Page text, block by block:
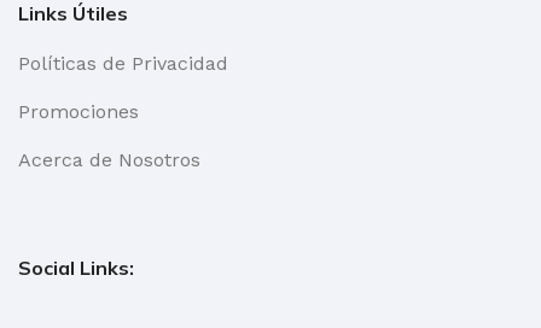
Links Útiles
Políticas de Privacidad
Promociones
Acerca de Nosotros
Social Links: